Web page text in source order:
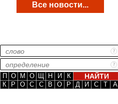
Все новости...
П О М О Щ Н И
К
К
Р О С С В О Р Д И С Т А